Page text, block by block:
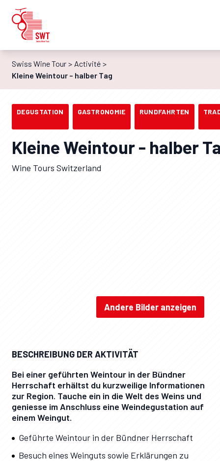
Swiss Wine Tour
Activité
Kleine Weintour – halber Tag
DEGUSTATION GASTRONOMIE RUNDFAHRTEN
Kleine Weintour - halber
Wine Tours Switzerland
Andere Bilder anzeigen
BESCHREIBUNG DER AKTIVITÄT
Bei einer geführten Weintour in der Bündner
Herrschaft erhältst du kurzweilige Informationen
zur Region. Tauche ein in die Welt des Weins und
geniesse im Anschluss eine Weindegustation auf
einem Weingut.
Geführte Weintour in der Bündner Herrschaft
Besuch eines Weinguts sowie Erklärungen zu